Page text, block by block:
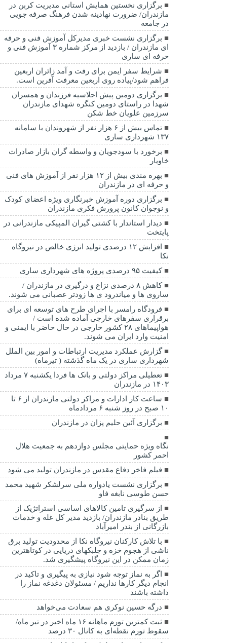
برگزاری نخستین همایش استانی مدیریت کربن در
مازندران/ ضرورت نهادینه شدن فرهنگ صرفه جویی
در جامعه
برگزاری نشست خبری مدیرکل آموزش فنی و حرفه
ای مازندران / بازدید از مرکز شماره ۳ آموزش فنی و
حرفه ای ساری
شرایط سفر ایمن برای رفت و آمد زائران اربعین
فراهم شود/پیاده روی اربعین معرفت آفرین است.
برگزاری دومین پیش اجلاسیه فرزندان و همسران
شهدا در راستای دومین کنگره شهدای مازندران
سرزمین علویان خط شکن
تماس بیش از ۶ هزار نفر از شهروندان با سامانه
۱۳۷ شهرداری ساری
برخورد با سودجویان و واسطه گران بازار صادرات
خاویار
بهره مندی بیش از ۱۲ هزار نفر از آموزش های فنی
و حرفه ای در مازندران
برگزاری دوره آموزش خبرنگاری ویژه اعضای کودک
و نوجوان کانون پرورش فکری مازندران
دیدار استاندار با کشتی گیران المپیکی مازندرانی در
پایتخت
افزایش ۱۲ درصدی تولید انرژی خالص در نیروگاه
نکا
کیفیت ۹۵ درصدی پروژه های شهرداری ساری
کاهش ۸ درصدی نزاع و درگیری در مازندران /
ساروی ها و میاندرود ی ها زودتر عصبانی می شوند.
فرودگاه رامسر با اجرای طرح های توسعه ای برای
برقراری سفرهای خارجی آماده شده است /
هواپیماهای ۲۸ کشور خارجی در حال حاضر با ایمنی و
امنیت وارد ایران می شوند.
گزارش عملکرد مدیریت ارتباطات و امور بین الملل
شهرداری ساری در یک ماه گذشته ( تیرماه)
تعطیلی مراکز دولتی و بانک ها فردا یکشنبه ۷ مرداد
۱۴۰۳ در مازندران
ساعت کار ادارات و مراکز دولتی مازندران از ۶ تا
۱۰ صبح در روز شنبه ۶ مردادماه
برگزاری آئین حلیم پزان در مازندران
نگاه ویژه حمایتی مجلس دوازدهم به جمعیت هلال
احمر کشور
فیلم فاخر دفاع مقدس در مازندران تولید می شود
برگزاری نشست یادواره ملی سرلشکر شهید محمد
حسن طوسی نابغه فاو
از سرگیری تامین کالاهای اساسی استراتژیک از
طریق بنادر مازندران/ بازدید مدیر کل غله و خدمات
بازرگانی از بندر امیرآباد
با تلاش کارکنان نیروگاه نکا از محدودیت تولید برق
ناشی از هجوم خزه و جلبکهای دریایی در کوتاهترین
زمان ممکن در این نیروگاه پیشگیری شد.
اگر به نماز توجه شود نیازی به پیگیری و تاکید در
انجام دیگر کارها نداریم / مسئولان دغدغه نماز را
داشته باشند
درگه حسین نوکری هم سعادت می‌خواهد
ثبت کمترین تورم ماهانه ۱۶ ماه اخیر در تیر ماه/
سقوط تورم نقطه‌ای به کانال ۳۰ درصد